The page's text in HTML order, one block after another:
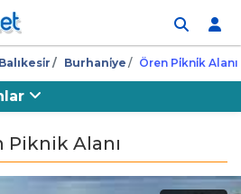
Balıkesi̇r Burhani̇ye Ören Pi̇kni̇k Alanı
Piknik Alanı